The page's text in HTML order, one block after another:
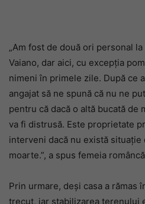
„Am fost de două ori personal
Vaiano, dar aici, cu excepția
nimeni în primele zile. După ce
angajat să ne spună că nu ne
pentru că dacă o altă bucată de
va fi distrusă. Este proprietate
interveni dacă nu există situație
moarte.”, a spus femeia
Prin urmare, deși casa a rămas
trecut, iar stabilizarea terenului